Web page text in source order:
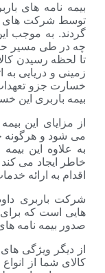
های باربری در
های بیمه و به
موجب این سند
حمل کالا و
کالا به مقصد
به اثاثیه و
تعهدات درج شده در
این خسارت را جبران
این بیمه این است
هرگونه خسارات
این بیمه برای شرکت
می کند تا با خیال
خدمات به
داودی
که برای نوبختی
نامه های باربری
های این شرکت
از انواع خودروهای